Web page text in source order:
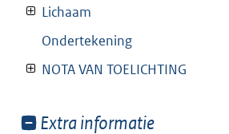
Lichaam
Ondertekening
NOTA VAN TOELICHTING
Toon
Extra informatie